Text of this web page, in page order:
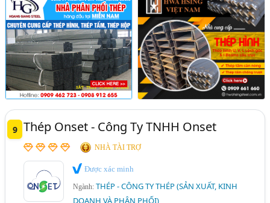
9 Thép Onset - Công Ty TNHH Onset
NHÀ TÀI TRỢ
Được xác minh
Ngành:THÉP - CÔNG TY THÉP (SẢN XUẤT, KINH
DOANH VÀ PHÂN PHỐI)